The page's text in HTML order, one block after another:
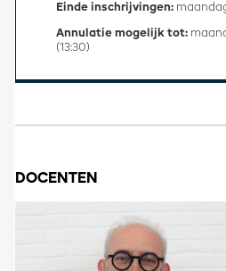
Einde inschrijvingen:
Annulatie mogelijk tot:
(13:30)
DOCENTEN